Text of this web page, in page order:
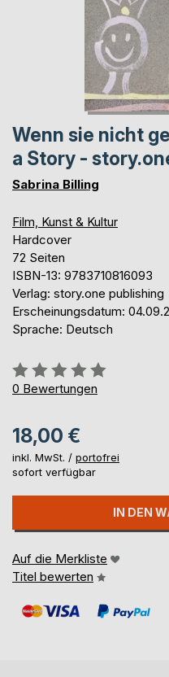
Wenn sie nicht
a Story -
Sabrina Billing
Film, Kunst & Kultur
Hardcover
72 Seiten
ISBN-13: 9783710816093
Verlag: story.one publishing
Erscheinungsdatum:
Sprache: Deutsch
Bewertung::
0%
0 Bewertungen
18,00 €
inkl. MwSt. / portofrei
sofort verfügbar
IN DEN
Auf die Merkliste
Titel bewerten